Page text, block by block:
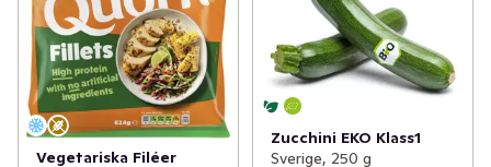
Vegetariska Filéer
Zucchini EKO Klass1
Sverige, 250 g